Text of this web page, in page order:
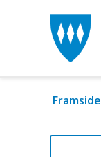
Du
Framside